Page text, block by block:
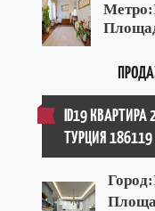
Метро:
ID19 КВАРТИРА
ТУРЦИЯ 186119
Город: